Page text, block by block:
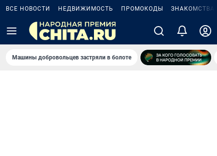
ВСЕ НОВОСТИ НЕДВИЖИМОСТЬ ПРОМОКОДЫ ЗНАКОМСТВА
Машины добровольцев застряли в болоте